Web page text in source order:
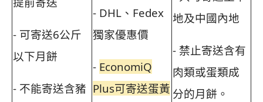
- 可寄送6公斤
以下月餅
- 不能寄送含豬
- DHL、Fedex
獨家優惠價
- EconomiQ
Plus可寄送蛋黃
地及中國內地
- 禁止寄送含有
肉類或蛋類成
分的月餅。